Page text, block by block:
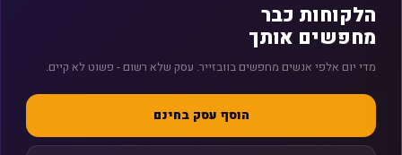
הלקוחות כבר
מחפשים אותך
מדי יום אלפי אנשים מחפשים בוובזייר. עסק שלא רשום - פשוט לא קיים.
הוסף עסק בחינם